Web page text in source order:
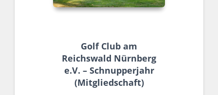
Golf Club am
Reichswald Nürnberg
e.V. – Schnupperjahr
(Mitgliedschaft)